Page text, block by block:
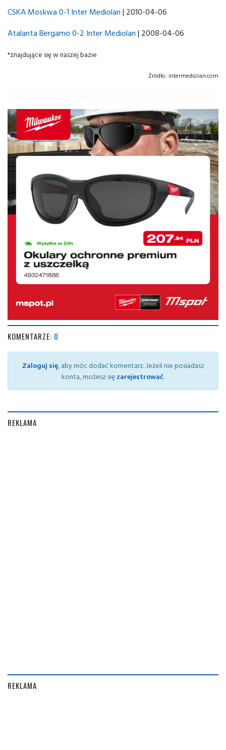
CSKA Moskwa 0-1 Inter Mediolan | 2010-04-06
Atalanta Bergamo 0-2 Inter Mediolan | 2008-04-06
*znajdujące się w naszej bazie
Źródło: intermediolan.com
KOMENTARZE: 0
Zaloguj się, aby móc dodać komentarz. Jeżeli nie posiadasz
konta, możesz sięzarejestrować.
REKLAMA
REKLAMA